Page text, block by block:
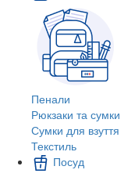
Пенали
Рюкзаки та сумки
Сумки для взуття
Текстиль
Посуд